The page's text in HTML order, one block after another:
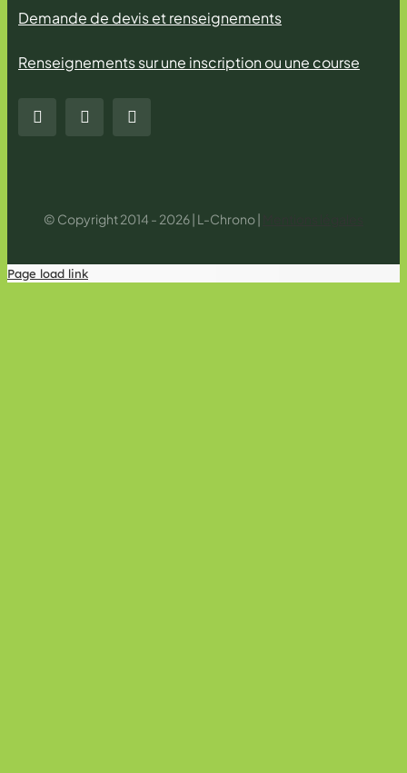
Demande de devis et renseignements
Renseignements sur une inscription ou une course
© Copyright 2014 - 2026 | L-Chrono |
Page load link